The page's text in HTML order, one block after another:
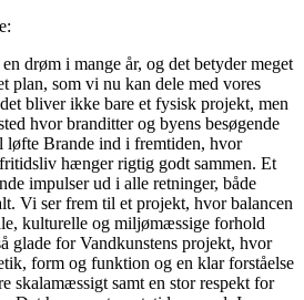
drøm i mange år, og det betyder meget
plan, som vi nu kan dele med vores
bliver ikke bare et fysisk projekt, men
hvor branditter og byens besøgende
løfte Brande ind i fremtiden, hvor
hænger rigtig godt sammen. Et
impulser ud i alle retninger, både
Vi ser frem til et projekt, hvor balancen
kulturelle og miljømæssige forhold
glade for Vandkunstens projekt, hvor
form og funktion og en klar forståelse
skalamæssigt samt en stor respekt for